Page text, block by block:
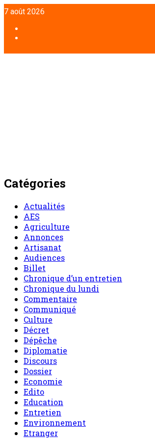
Aller
au
contenu
7 août 2026
Catégories
Actualités
AES
Agriculture
Annonces
Artisanat
Audiences
Billet
Chronique d’un entretien
Chronique du lundi
Commentaire
Communiqué
Culture
Décret
Dépêche
Diplomatie
Discours
Dossier
Economie
Edito
Education
Entretien
Environnement
Etranger